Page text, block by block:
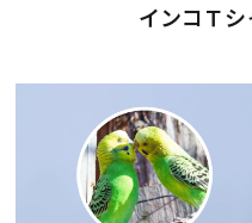
インコＴシ